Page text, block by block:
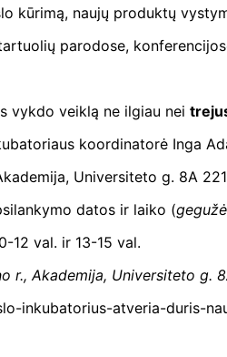
kūrimą, naujų produktų
parodose,
vykdo veiklą ne ilgiau nei
koordinatorė Inga
Universiteto g. 8A
datos ir laiko (
12 val. ir 13-15 val.
r., Akademija, Universiteto g.
inkubatorius-atveria-duris-